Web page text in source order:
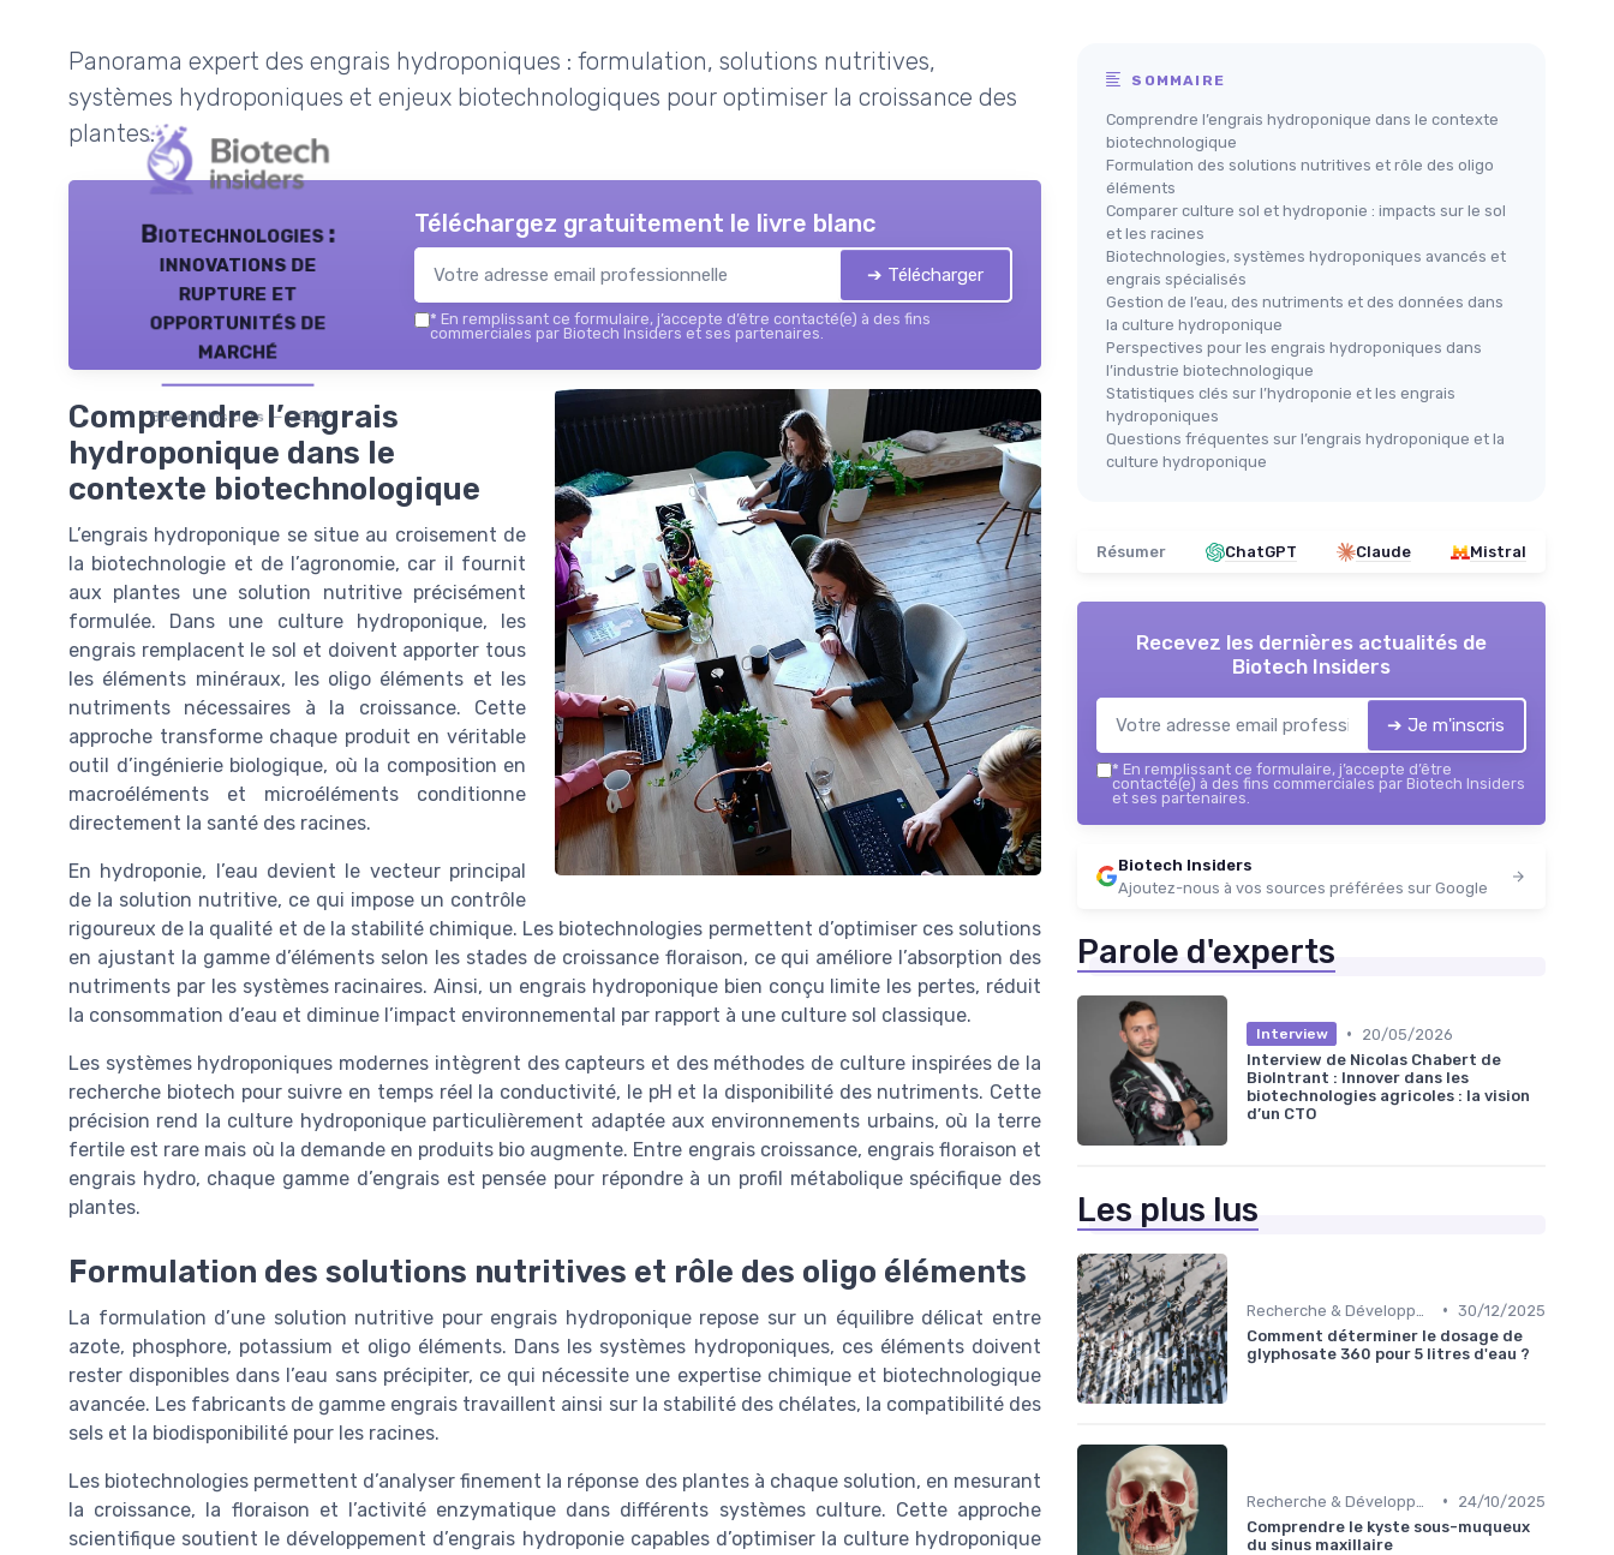
Panorama expert des engrais hydroponiques : formulation, solutions nutritives,
systèmes hydroponiques et enjeux biotechnologiques pour optimiser la croissance des
plantes.
Biotechnologies :
innovations de
rupture et
opportunités de
marché
Biotech Insiders — 2026
Téléchargez gratuitement le livre blanc
➔ Télécharger
* En remplissant ce formulaire, j’accepte d’être contacté(e) à des fins
commerciales par Biotech Insiders et ses partenaires.
Comprendre l’engrais
hydroponique dans le
contexte biotechnologique
L’engrais hydroponique se situe au croisement de
la biotechnologie et de l’agronomie, car il fournit
aux plantes une solution nutritive précisément
formulée. Dans une culture hydroponique, les
engrais remplacent le sol et doivent apporter tous
les éléments minéraux, les oligo éléments et les
nutriments nécessaires à la croissance. Cette
approche transforme chaque produit en véritable
outil d’ingénierie biologique, où la composition en
macroéléments et microéléments conditionne
directement la santé des racines.
En hydroponie, l’eau devient le vecteur principal
de la solution nutritive, ce qui impose un contrôle
rigoureux de la qualité et de la stabilité chimique. Les biotechnologies permettent d’optimiser ces solutions
en ajustant la gamme d’éléments selon les stades de croissance floraison, ce qui améliore l’absorption des
nutriments par les systèmes racinaires. Ainsi, un engrais hydroponique bien conçu limite les pertes, réduit
la consommation d’eau et diminue l’impact environnemental par rapport à une culture sol classique.
Les systèmes hydroponiques modernes intègrent des capteurs et des méthodes de culture inspirées de la
recherche biotech pour suivre en temps réel la conductivité, le pH et la disponibilité des nutriments. Cette
précision rend la culture hydroponique particulièrement adaptée aux environnements urbains, où la terre
fertile est rare mais où la demande en produits bio augmente. Entre engrais croissance, engrais floraison et
engrais hydro, chaque gamme d’engrais est pensée pour répondre à un profil métabolique spécifique des
plantes.
Formulation des solutions nutritives et rôle des oligo éléments
La formulation d’une solution nutritive pour engrais hydroponique repose sur un équilibre délicat entre
azote, phosphore, potassium et oligo éléments. Dans les systèmes hydroponiques, ces éléments doivent
rester disponibles dans l’eau sans précipiter, ce qui nécessite une expertise chimique et biotechnologique
avancée. Les fabricants de gamme engrais travaillent ainsi sur la stabilité des chélates, la compatibilité des
sels et la biodisponibilité pour les racines.
Les biotechnologies permettent d’analyser finement la réponse des plantes à chaque solution, en mesurant
la croissance, la floraison et l’activité enzymatique dans différents systèmes culture. Cette approche
scientifique soutient le développement d’engrais hydroponie capables d’optimiser la culture hydroponique
SOMMAIRE
Comprendre l’engrais hydroponique dans le contexte
biotechnologique
Formulation des solutions nutritives et rôle des oligo
éléments
Comparer culture sol et hydroponie : impacts sur le sol
et les racines
Biotechnologies, systèmes hydroponiques avancés et
engrais spécialisés
Gestion de l’eau, des nutriments et des données dans
la culture hydroponique
Perspectives pour les engrais hydroponiques dans
l’industrie biotechnologique
Statistiques clés sur l’hydroponie et les engrais
hydroponiques
Questions fréquentes sur l’engrais hydroponique et la
culture hydroponique
Résumer ChatGPT Claude Mistral
Recevez les dernières actualités de
Biotech Insiders
➔ Je m'inscris
* En remplissant ce formulaire, j’accepte d’être
contacté(e) à des fins commerciales par Biotech Insiders
et ses partenaires.
Biotech Insiders
Ajoutez-nous à vos sources préférées sur Google
Parole d'experts
Interview •
20/05/2026
Interview de Nicolas Chabert de
BioIntrant : Innover dans les
biotechnologies agricoles : la vision
d’un CTO
Les plus lus
• 30/12/2025
Comment déterminer le dosage de
glyphosate 360 pour 5 litres d'eau ?
•
24/10/2025
Comprendre le kyste sous-muqueux
du sinus maxillaire